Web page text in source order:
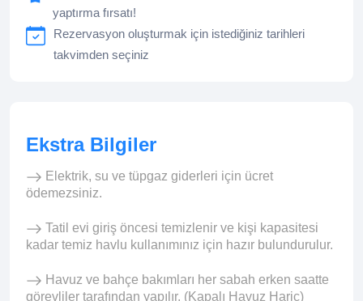
yaptırma fırsatı!
Rezervasyon oluşturmak için istediğiniz tarihleri
takvimden seçiniz
Ekstra Bilgiler
Elektrik, su ve tüpgaz giderleri için ücret
ödemezsiniz.
Tatil evi giriş öncesi temizlenir ve kişi kapasitesi
kadar temiz havlu kullanımınız için hazır bulundurulur.
Havuz ve bahçe bakımları her sabah erken saatte
görevliler tarafından yapılır. (Kapalı Havuz Hariç)